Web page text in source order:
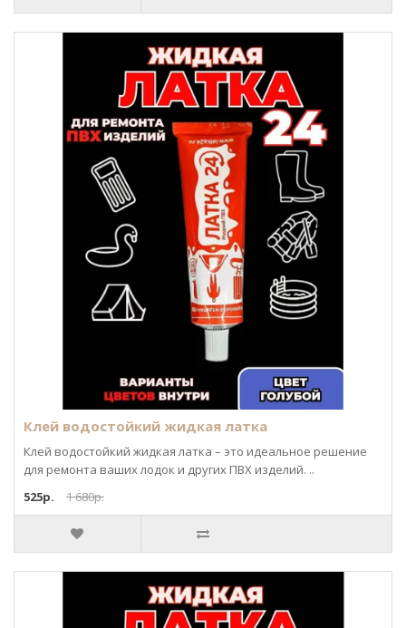
Клей водостойкий жидкая латка
Клей водостойкий жидкая латка – это идеальное решение
для ремонта ваших лодок и других ПВХ изделий. ..
525р.
1 680р.